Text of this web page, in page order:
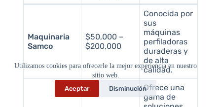
Utilizamos cookies para ofrecerle la mejor experiencia en nuestro
sitio web.
Aceptar
Disminución
Maquinaria
Samco
$50,000 –
$200,000
Conocida por
sus
máquinas
perfiladoras
duraderas y
de alta
calidad.
Ofrece una
gama de